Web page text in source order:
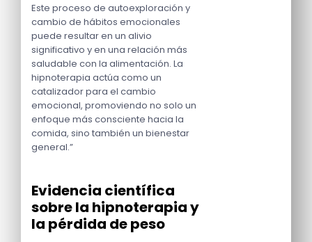
Este proceso de autoexploración y
cambio de hábitos emocionales
puede resultar en un alivio
significativo y en una relación más
saludable con la alimentación. La
hipnoterapia actúa como un
catalizador para el cambio
emocional, promoviendo no solo un
enfoque más consciente hacia la
comida, sino también un bienestar
general.”
Evidencia científica
sobre la hipnoterapia y
la pérdida de peso